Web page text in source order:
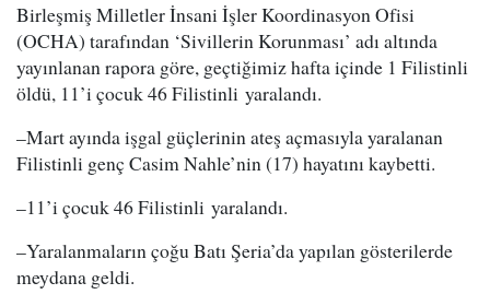
Birleşmiş Milletler İnsani İşler Koordinasyon Ofisi
(OCHA) tarafından ‘Sivillerin Korunması’ adı altında
yayınlanan rapora göre, geçtiğimiz hafta içinde 1 Filistinli
öldü, 11’i çocuk 46 Filistinli yaralandı.
–Mart ayında işgal güçlerinin ateş açmasıyla yaralanan
Filistinli genç Casim Nahle’nin (17) hayatını kaybetti.
–11’i çocuk 46 Filistinli yaralandı.
–Yaralanmaların çoğu Batı Şeria’da yapılan gösterilerde
meydana geldi.